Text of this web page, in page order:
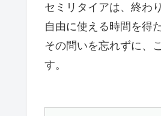
セミリタイアは、終わ
自由に使える時間を得
その問いを忘れずに、
す。